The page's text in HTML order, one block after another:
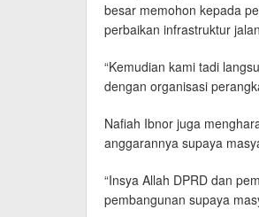
besar memohon kepada
perbaikan infrastruktur
“Kemudian kami tadi
dengan organisasi
Nafiah Ibnor juga
anggarannya supaya
“Insya Allah DPRD dan
pembangunan supaya